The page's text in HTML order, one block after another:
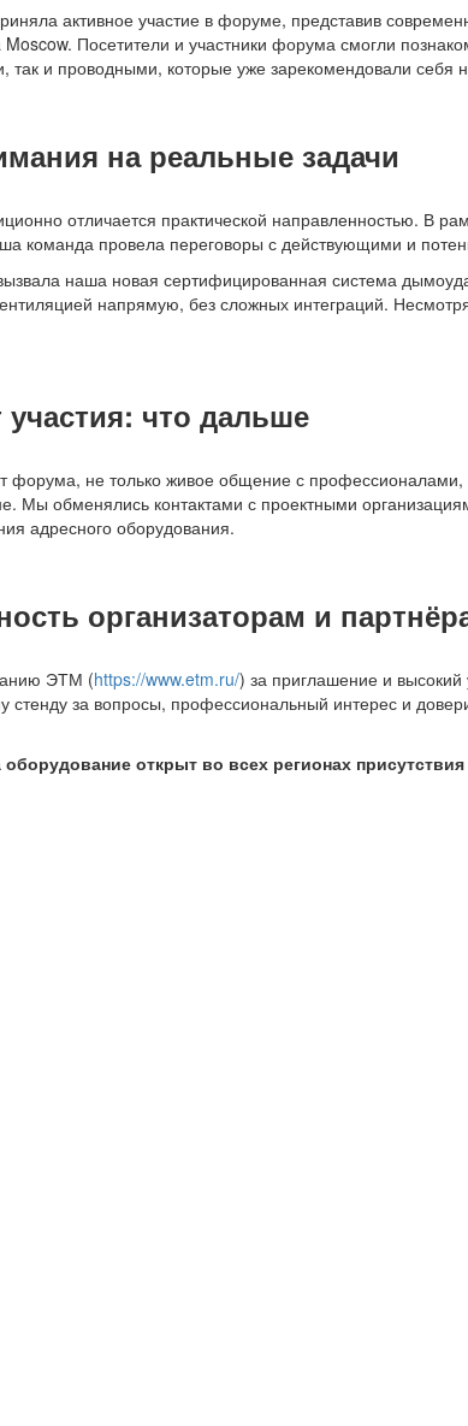
активное участие в форуме, представив
Moscow. Посетители и участники форума смогли
так и проводными, которые уже зарекомендовали себя
на реальные задачи
отличается практической направленностью. В
команда провела переговоры с действующими и
наша новая сертифицированная система
напрямую, без сложных интеграций.
участия: что дальше
форума, не только живое общение с профессионалами,
Мы обменялись контактами с проектными
адресного оборудования.
организаторам и
ЭТМ (https://www.etm.ru/) за приглашение и
за вопросы, профессиональный интерес и
оборудование открыт во всех регионах